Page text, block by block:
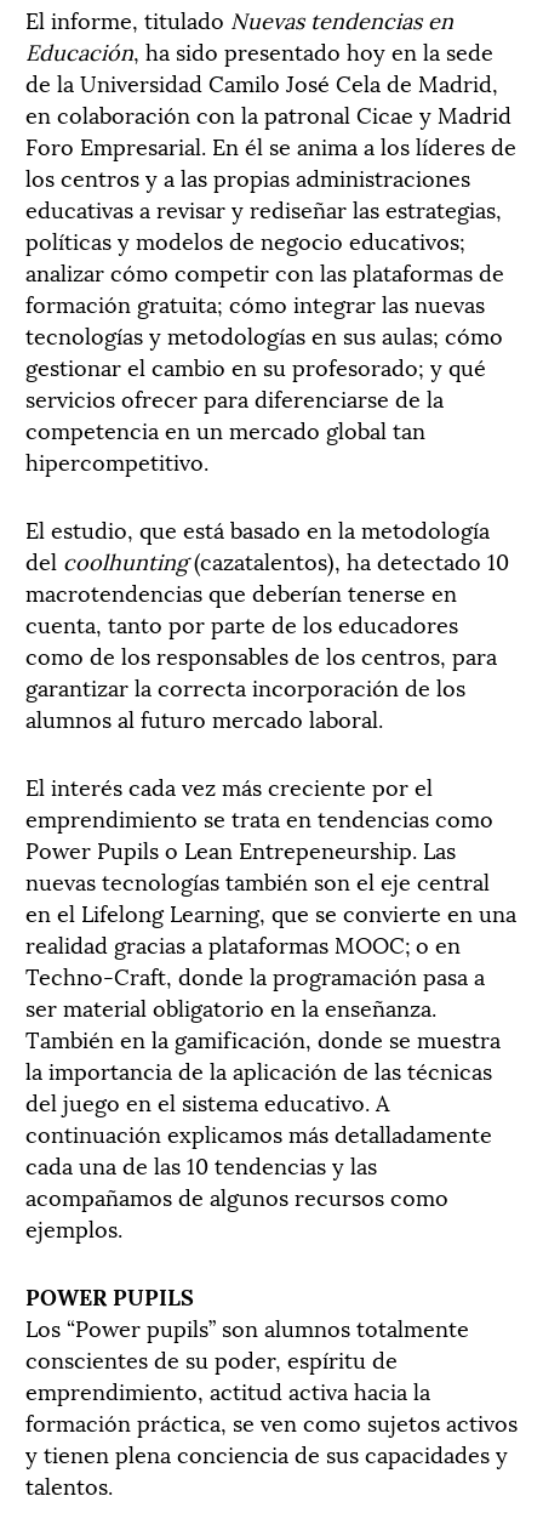
El informe, titulado Nuevas tendencias en
Educación, ha sido presentado hoy en la sede
de la Universidad Camilo José Cela de Madrid,
en colaboración con la patronal Cicae y Madrid
Foro Empresarial. En él se anima a los líderes de
los centros y a las propias administraciones
educativas a revisar y rediseñar las estrategias,
políticas y modelos de negocio educativos;
analizar cómo competir con las plataformas de
formación gratuita; cómo integrar las nuevas
tecnologías y metodologías en sus aulas; cómo
gestionar el cambio en su profesorado; y qué
servicios ofrecer para diferenciarse de la
competencia en un mercado global tan
hipercompetitivo.
El estudio, que está basado en la metodología
del coolhunting(cazatalentos), ha detectado 10
macrotendencias que deberían tenerse en
cuenta, tanto por parte de los educadores
como de los responsables de los centros, para
garantizar la correcta incorporación de los
alumnos al futuro mercado laboral.
El interés cada vez más creciente por el
emprendimiento se trata en tendencias como
Power Pupils o Lean Entrepeneurship. Las
nuevas tecnologías también son el eje central
en el Lifelong Learning, que se convierte en una
realidad gracias a plataformas MOOC; o en
Techno-Craft, donde la programación pasa a
ser material obligatorio en la enseñanza.
También en la gamificación, donde se muestra
la importancia de la aplicación de las técnicas
del juego en el sistema educativo. A
continuación explicamos más detalladamente
cada una de las 10 tendencias y las
acompañamos de algunos recursos como
ejemplos.
POWER PUPILS
Los “Power pupils” son alumnos totalmente
conscientes de su poder, espíritu de
emprendimiento, actitud activa hacia la
formación práctica, se ven como sujetos activos
y tienen plena conciencia de sus capacidades y
talentos.